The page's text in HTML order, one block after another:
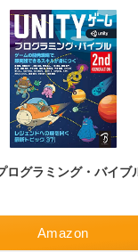
ログラミング・バイブ
Amazon